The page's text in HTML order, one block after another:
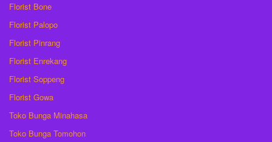
Florist Bone
Florist Palopo
Florist Pinrang
Florist Enrekang
Florist Soppeng
Florist Gowa
Toko Bunga Minahasa
Toko Bunga Tomohon